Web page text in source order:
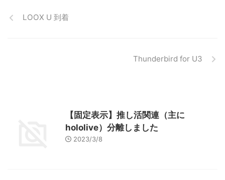
LOOX U 到着
Thunderbird for U3
【固定表示】推し活関連（主に
hololive）分離しました
2023/3/8